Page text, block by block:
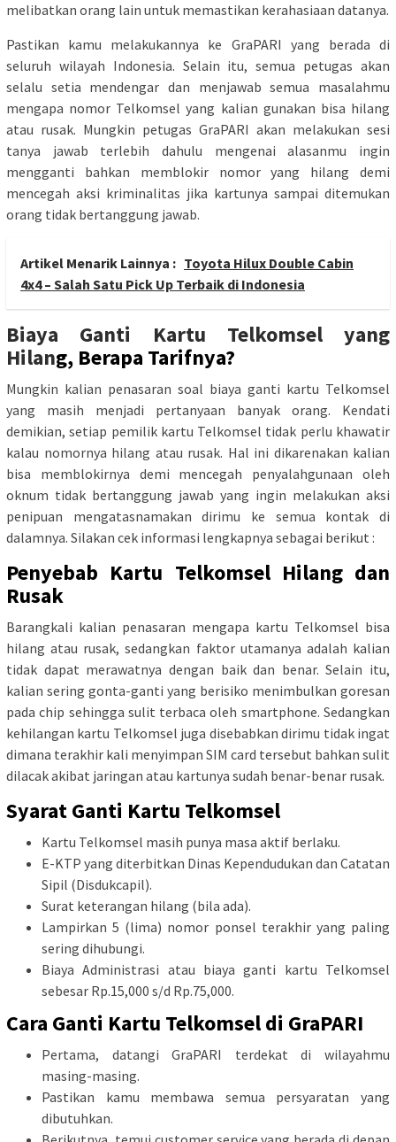
melibatkan orang lain untuk memastikan kerahasiaan datanya.
Pastikan kamu melakukannya ke GraPARI yang berada di
seluruh wilayah Indonesia. Selain itu, semua petugas akan
selalu setia mendengar dan menjawab semua masalahmu
mengapa nomor Telkomsel yang kalian gunakan bisa hilang
atau rusak. Mungkin petugas GraPARI akan melakukan sesi
tanya jawab terlebih dahulu mengenai alasanmu ingin
mengganti bahkan memblokir nomor yang hilang demi
mencegah aksi kriminalitas jika kartunya sampai ditemukan
orang tidak bertanggung jawab.
Artikel Menarik Lainnya : Toyota Hilux Double Cabin
4x4 – Salah Satu Pick Up Terbaik di Indonesia
Biaya Ganti Kartu Telkomsel yang
Hilang, Berapa Tarifnya?
Mungkin kalian penasaran soal biaya ganti kartu Telkomsel
yang masih menjadi pertanyaan banyak orang. Kendati
demikian, setiap pemilik kartu Telkomsel tidak perlu khawatir
kalau nomornya hilang atau rusak. Hal ini dikarenakan kalian
bisa memblokirnya demi mencegah penyalahgunaan oleh
oknum tidak bertanggung jawab yang ingin melakukan aksi
penipuan mengatasnamakan dirimu ke semua kontak di
dalamnya. Silakan cek informasi lengkapnya sebagai berikut :
Penyebab Kartu Telkomsel Hilang dan
Rusak
Barangkali kalian penasaran mengapa kartu Telkomsel bisa
hilang atau rusak, sedangkan faktor utamanya adalah kalian
tidak dapat merawatnya dengan baik dan benar. Selain itu,
kalian sering gonta-ganti yang berisiko menimbulkan goresan
pada chip sehingga sulit terbaca oleh smartphone. Sedangkan
kehilangan kartu Telkomsel juga disebabkan dirimu tidak ingat
dimana terakhir kali menyimpan SIM card tersebut bahkan sulit
dilacak akibat jaringan atau kartunya sudah benar-benar rusak.
Syarat Ganti Kartu Telkomsel
Kartu Telkomsel masih punya masa aktif berlaku.
E-KTP yang diterbitkan Dinas Kependudukan dan Catatan
Sipil (Disdukcapil).
Surat keterangan hilang (bila ada).
Lampirkan 5 (lima) nomor ponsel terakhir yang paling
sering dihubungi.
Biaya Administrasi atau biaya ganti kartu Telkomsel
sebesar Rp.15,000 s/d Rp.75,000.
Cara Ganti Kartu Telkomsel di GraPARI
Pertama, datangi GraPARI terdekat di wilayahmu
masing-masing.
Pastikan kamu membawa semua persyaratan yang
dibutuhkan.